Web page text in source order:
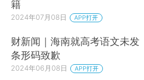
籍
2024年07月08日 APP打开
财新闻｜海南就高考语文未发
条形码致歉
2024年06月08日 APP打开